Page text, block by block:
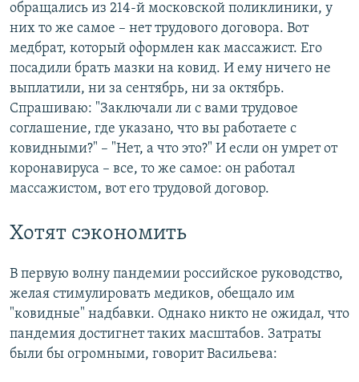
обращались из 214-й московской поликлиники, у
них то же самое – нет трудового договора. Вот
медбрат, который оформлен как массажист. Его
посадили брать мазки на ковид. И ему ничего не
выплатили, ни за сентябрь, ни за октябрь.
Спрашиваю: "Заключали ли с вами трудовое
соглашение, где указано, что вы работаете с
ковидными?" – "Нет, а что это?" И если он умрет от
коронавируса – все, то же самое: он работал
массажистом, вот его трудовой договор.
Хотят сэкономить
В первую волну пандемии российское руководство,
желая стимулировать медиков, обещало им
"ковидные" надбавки. Однако никто не ожидал, что
пандемия достигнет таких масштабов. Затраты
были бы огромными, говорит Васильева: